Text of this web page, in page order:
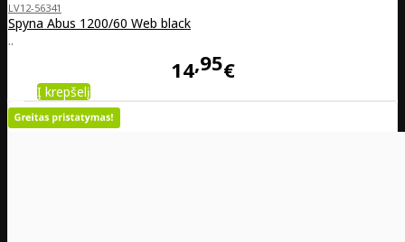
LV12-56341
Spyna Abus 1200/60 Web black
..
14 95€
Į krepšelį